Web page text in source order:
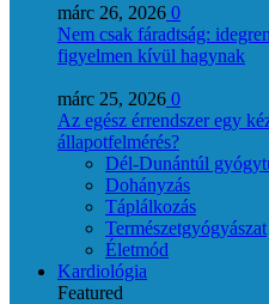
márc 26, 2026 0
Nem csak fáradtság:
figyelmen kívül hagynak
márc 25, 2026 0
Az egész érrendszer egy
állapotfelmérés?
Dél-Dunántúl
Dohányzás
Táplálkozás
Természetgyógyászat
Életmód
Kardiológia
Featured